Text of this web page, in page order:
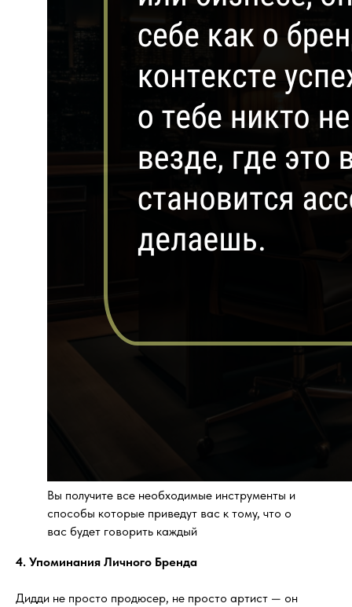
Вы получите все необходимые инструменты и
способы которые приведут вас к тому, что о
вас будет говорить каждый
4. Упоминания Личного Бренда
Дидди не просто продюсер, не просто артист — он